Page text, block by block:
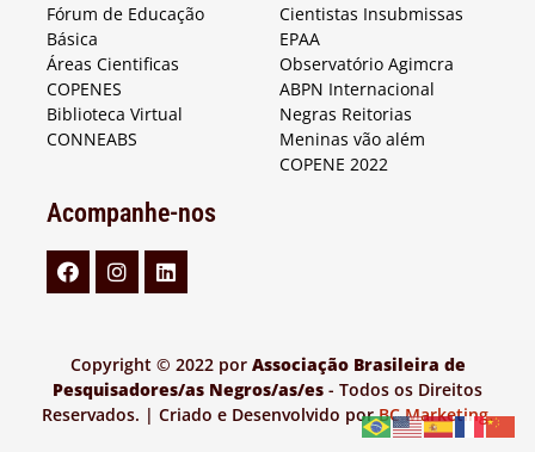
Fórum de Educação
Básica
Áreas Cientificas
COPENES
Biblioteca Virtual
CONNEABS
Cientistas Insubmissas
EPAA
Observatório Agimcra
ABPN Internacional
Negras Reitorias
Meninas vão além
COPENE 2022
Acompanhe-nos
Copyright © 2022 por Associação Brasileira de
Pesquisadores/as Negros/as/es - Todos os Direitos
Reservados. | Criado e Desenvolvido porBC Marketing.